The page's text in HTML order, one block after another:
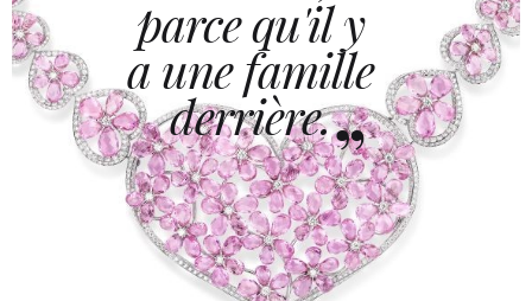
parce qu'il y
a une famille
derrière.